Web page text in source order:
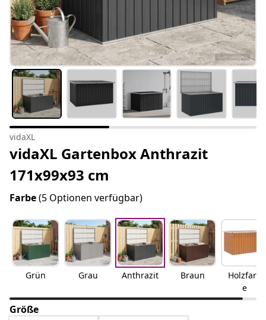
vidaXL
vidaXL Gartenbox Anthrazit
171x99x93 cm
Farbe(5 Optionen verfügbar)
Grün Grau Anthrazit Braun
Holzfarb
e
Größe